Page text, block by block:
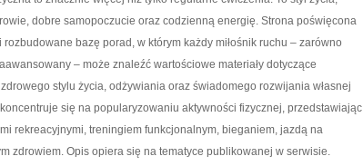
dobre samopoczucie oraz codzienną energię. Strona poświęcona
rozbudowane bazę porad, w którym każdy miłośnik ruchu – zarówno
– może znaleźć wartościowe materiały dotyczące
stylu życia, odżywiania oraz świadomego rozwijania własnej
się na popularyzowaniu aktywności fizycznej, przedstawiając
rekreacyjnymi, treningiem funkcjonalnym, bieganiem, jazdą na
zdrowiem. Opis opiera się na tematyce publikowanej w serwisie.